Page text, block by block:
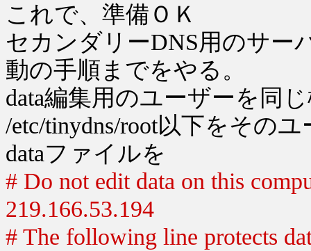
これで、準備ＯＫ
セカンダリーDNS用のサー
動の手順までをやる。
data編集用のユーザーを同
/etc/tinydns/root以下をその
dataファイルを
# Do not edit data on this
219.166.53.194
# The following line protects